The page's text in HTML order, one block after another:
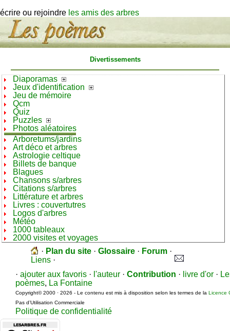
écrire ou rejoindre les amis des arbres
Divertissements
Diaporamas
Jeux d'identification
Jeu de mémoire
Qcm
Quiz
Puzzles
Photos aléatoires
Arboretums/jardins
Art déco et arbres
Astrologie celtique
Billets de banque
Blagues
Chansons s/arbres
Citations s/arbres
Littérature et arbres
Livres : couvertutres
Logos d'arbres
Météo
1000 tableaux
2000 visites et voyages
· Plan du site · Glossaire · Forum ·
Liens ·
· ajouter aux favoris · l'auteur · Contribution · livre d'or ·
poèmes, La Fontaine
Copyright© 2000 · 2026 - Le contenu est mis à disposition selon les termes de la Licence
Pas d’Utilisation Commerciale
Politique de confidentialité